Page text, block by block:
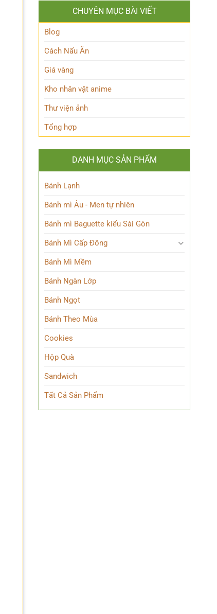
dành
cho
người
Bắc
đẹp
CHUYÊN MỤC BÀI VIẾT
Blog
Cách Nấu Ăn
Giá vàng
Kho nhân vật anime
Thư viện ảnh
Tổng hợp
DANH MỤC SẢN PHẨM
Bánh Lạnh
Bánh mì Âu - Men tự nhiên
Bánh mì Baguette kiểu Sài Gòn
Bánh Mì Cấp Đông
Bánh Mì Mềm
Bánh Ngàn Lớp
Bánh Ngọt
Bánh Theo Mùa
Cookies
Hộp Quà
Sandwich
Tất Cả Sản Phẩm